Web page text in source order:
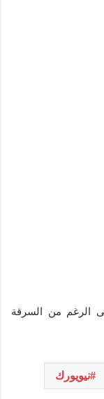
الرغم من السرقة
نيويورك